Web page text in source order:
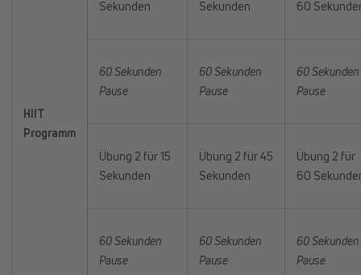
HIIT
Programm
Sekunden
Sekunden
60
60 Sekunden
Pause
60 Sekunden
Pause
60 Sekunden
Pause
Übung 2 für 15
Sekunden
Übung 2 für 45
Sekunden
Übung 2 für
60
60 Sekunden
Pause
60 Sekunden
Pause
60 Sekunden
Pause